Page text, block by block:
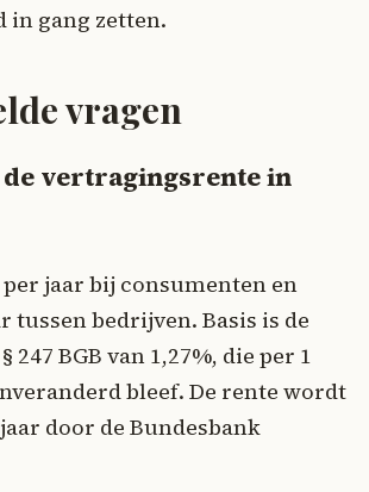
in gang zetten.
vragen
de vertragingsrente in
per jaar bij consumenten en
tussen bedrijven. Basis is de
247 BGB van 1,27%, die per 1
bleef. De rente wordt
door de Bundesbank